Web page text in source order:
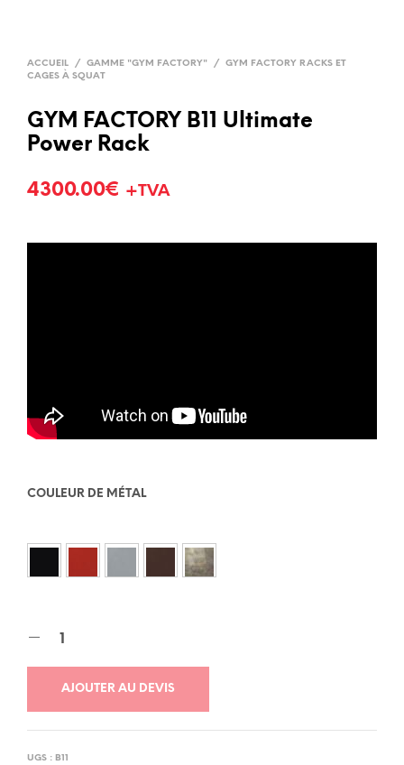
ACCUEIL / GAMME "GYM FACTORY" /
GYM FACTORY RACKS ET
CAGES À SQUAT
GYM FACTORY B11 Ultimate
Power Rack
4300.00€ +TVA
COULEUR DE MÉTAL
AJOUTER AU DEVIS
UGS : B11